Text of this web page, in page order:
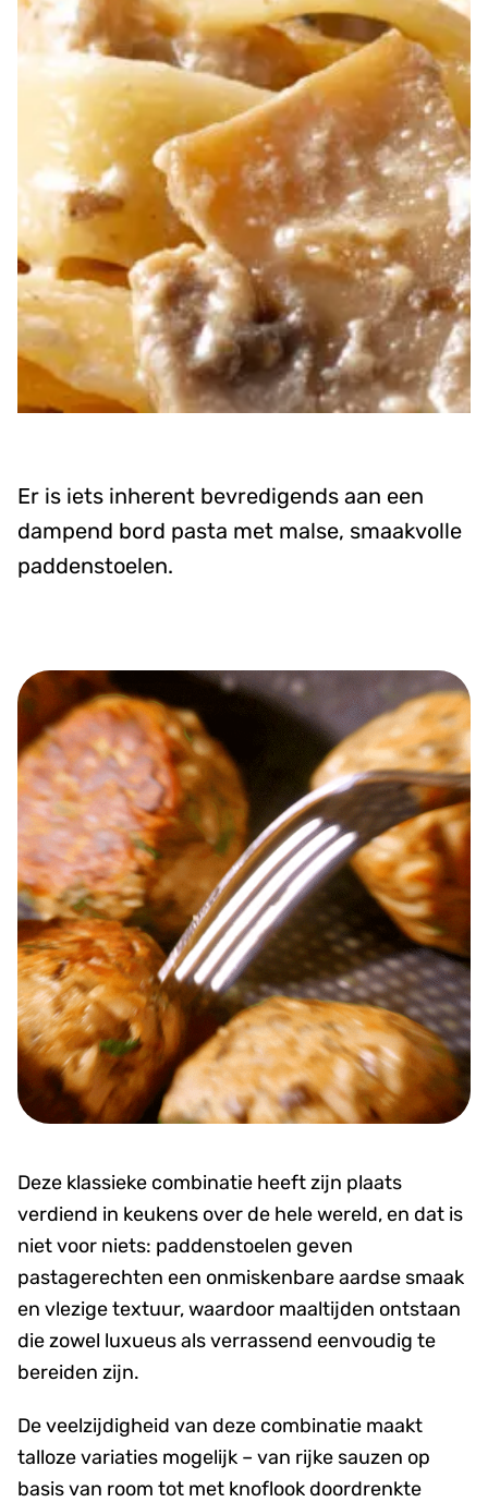
Er is iets inherent bevredigends aan een
dampend bord pasta met malse, smaakvolle
paddenstoelen.
Deze klassieke combinatie heeft zijn plaats
verdiend in keukens over de hele wereld, en dat is
niet voor niets: paddenstoelen geven
pastagerechten een onmiskenbare aardse smaak
en vlezige textuur, waardoor maaltijden ontstaan
die zowel luxueus als verrassend eenvoudig te
bereiden zijn.
De veelzijdigheid van deze combinatie maakt
talloze variaties mogelijk – van rijke sauzen op
basis van room tot met knoflook doordrenkte